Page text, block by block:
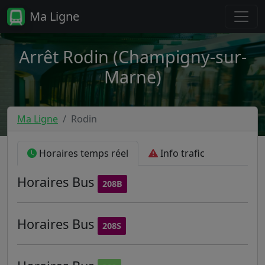
Ma Ligne
Arrêt Rodin (Champigny-sur-
Marne)
Ma Ligne Rodin
Horaires temps réel Info trafic
Horaires Bus 208B
Horaires Bus 208S